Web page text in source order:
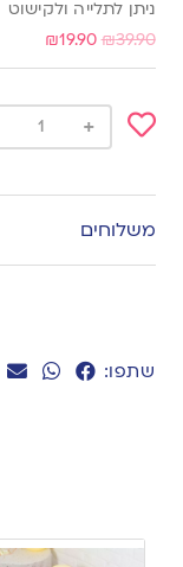
שתפו:
ניתן לתלייה ולקישוט
₪39.90
₪19.90
to
wishlist
+
משלוחים